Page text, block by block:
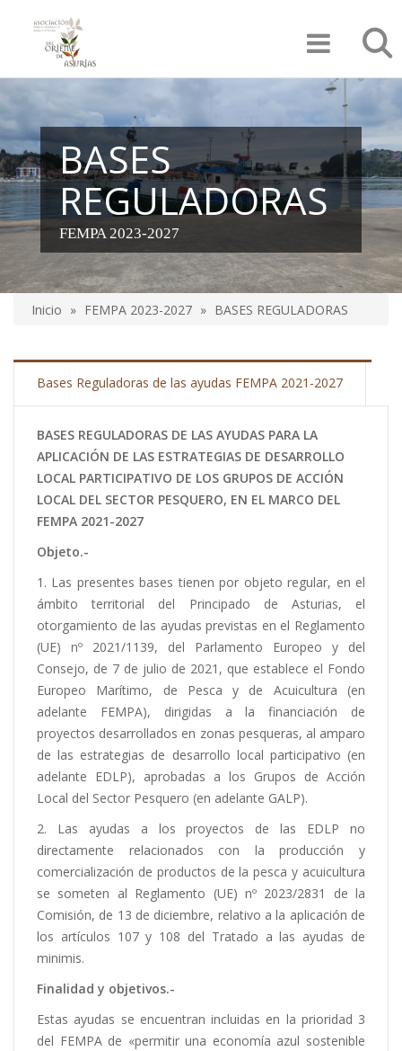
contenido
BASES
REGULADORAS
FEMPA 2023-2027
enlaces
de
ayuda
a
la
navegación
Inicio FEMPA 2023-2027 BASES REGULADORAS
Bases Reguladoras de las ayudas FEMPA 2021-2027
BASES REGULADORAS DE LAS AYUDAS PARA LA
APLICACIÓN DE LAS ESTRATEGIAS DE DESARROLLO
LOCAL PARTICIPATIVO DE LOS GRUPOS DE ACCIÓN
LOCAL DEL SECTOR PESQUERO, EN EL MARCO DEL
FEMPA 2021-2027
Objeto.-
1. Las presentes bases tienen por objeto regular, en el
ámbito territorial del Principado de Asturias, el
otorgamiento de las ayudas previstas en el Reglamento
(UE) nº 2021/1139, del Parlamento Europeo y del
Consejo, de 7 de julio de 2021, que establece el Fondo
Europeo Marítimo, de Pesca y de Acuicultura (en
adelante FEMPA), dirigidas a la financiación de
proyectos desarrollados en zonas pesqueras, al amparo
de las estrategias de desarrollo local participativo (en
adelante EDLP), aprobadas a los Grupos de Acción
Local del Sector Pesquero (en adelante GALP).
2. Las ayudas a los proyectos de las EDLP no
directamente relacionados con la producción y
comercialización de productos de la pesca y acuicultura
se someten al Reglamento (UE) nº 2023/2831 de la
Comisión, de 13 de diciembre, relativo a la aplicación de
los artículos 107 y 108 del Tratado a las ayudas de
minimis.
Finalidad y objetivos.-
Estas ayudas se encuentran incluidas en la prioridad 3
del FEMPA de «permitir una economía azul sostenible